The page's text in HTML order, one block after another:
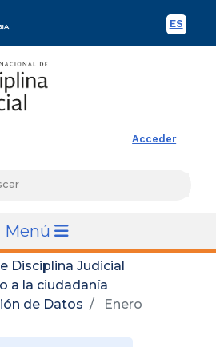
ES
Acceder
Menú
Disciplina Judicial
a la ciudadanía
de Datos
Enero